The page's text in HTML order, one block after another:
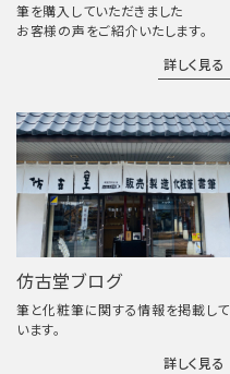
筆を購入していただきました
お客様の声をご紹介いたします。
詳しく見る
仿古堂ブログ
筆と化粧筆に関する情報を掲載して
います。
詳しく見る